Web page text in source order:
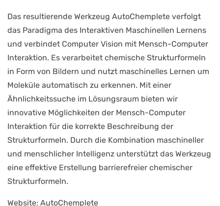
Das resultierende Werkzeug AutoChemplete verfolgt
das Paradigma des Interaktiven Maschinellen Lernens
und verbindet Computer Vision mit Mensch-Computer
Interaktion. Es verarbeitet chemische Strukturformeln
in Form von Bildern und nutzt maschinelles Lernen um
Moleküle automatisch zu erkennen. Mit einer
Ähnlichkeitssuche im Lösungsraum bieten wir
innovative Möglichkeiten der Mensch-Computer
Interaktion für die korrekte Beschreibung der
Strukturformeln. Durch die Kombination maschineller
und menschlicher Intelligenz unterstützt das Werkzeug
eine effektive Erstellung barrierefreier chemischer
Strukturformeln.
Website: AutoChemplete